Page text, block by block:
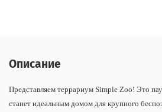
Описание
Представляем террариум Simple Zoo! Это
станет идеальным домом для крупного